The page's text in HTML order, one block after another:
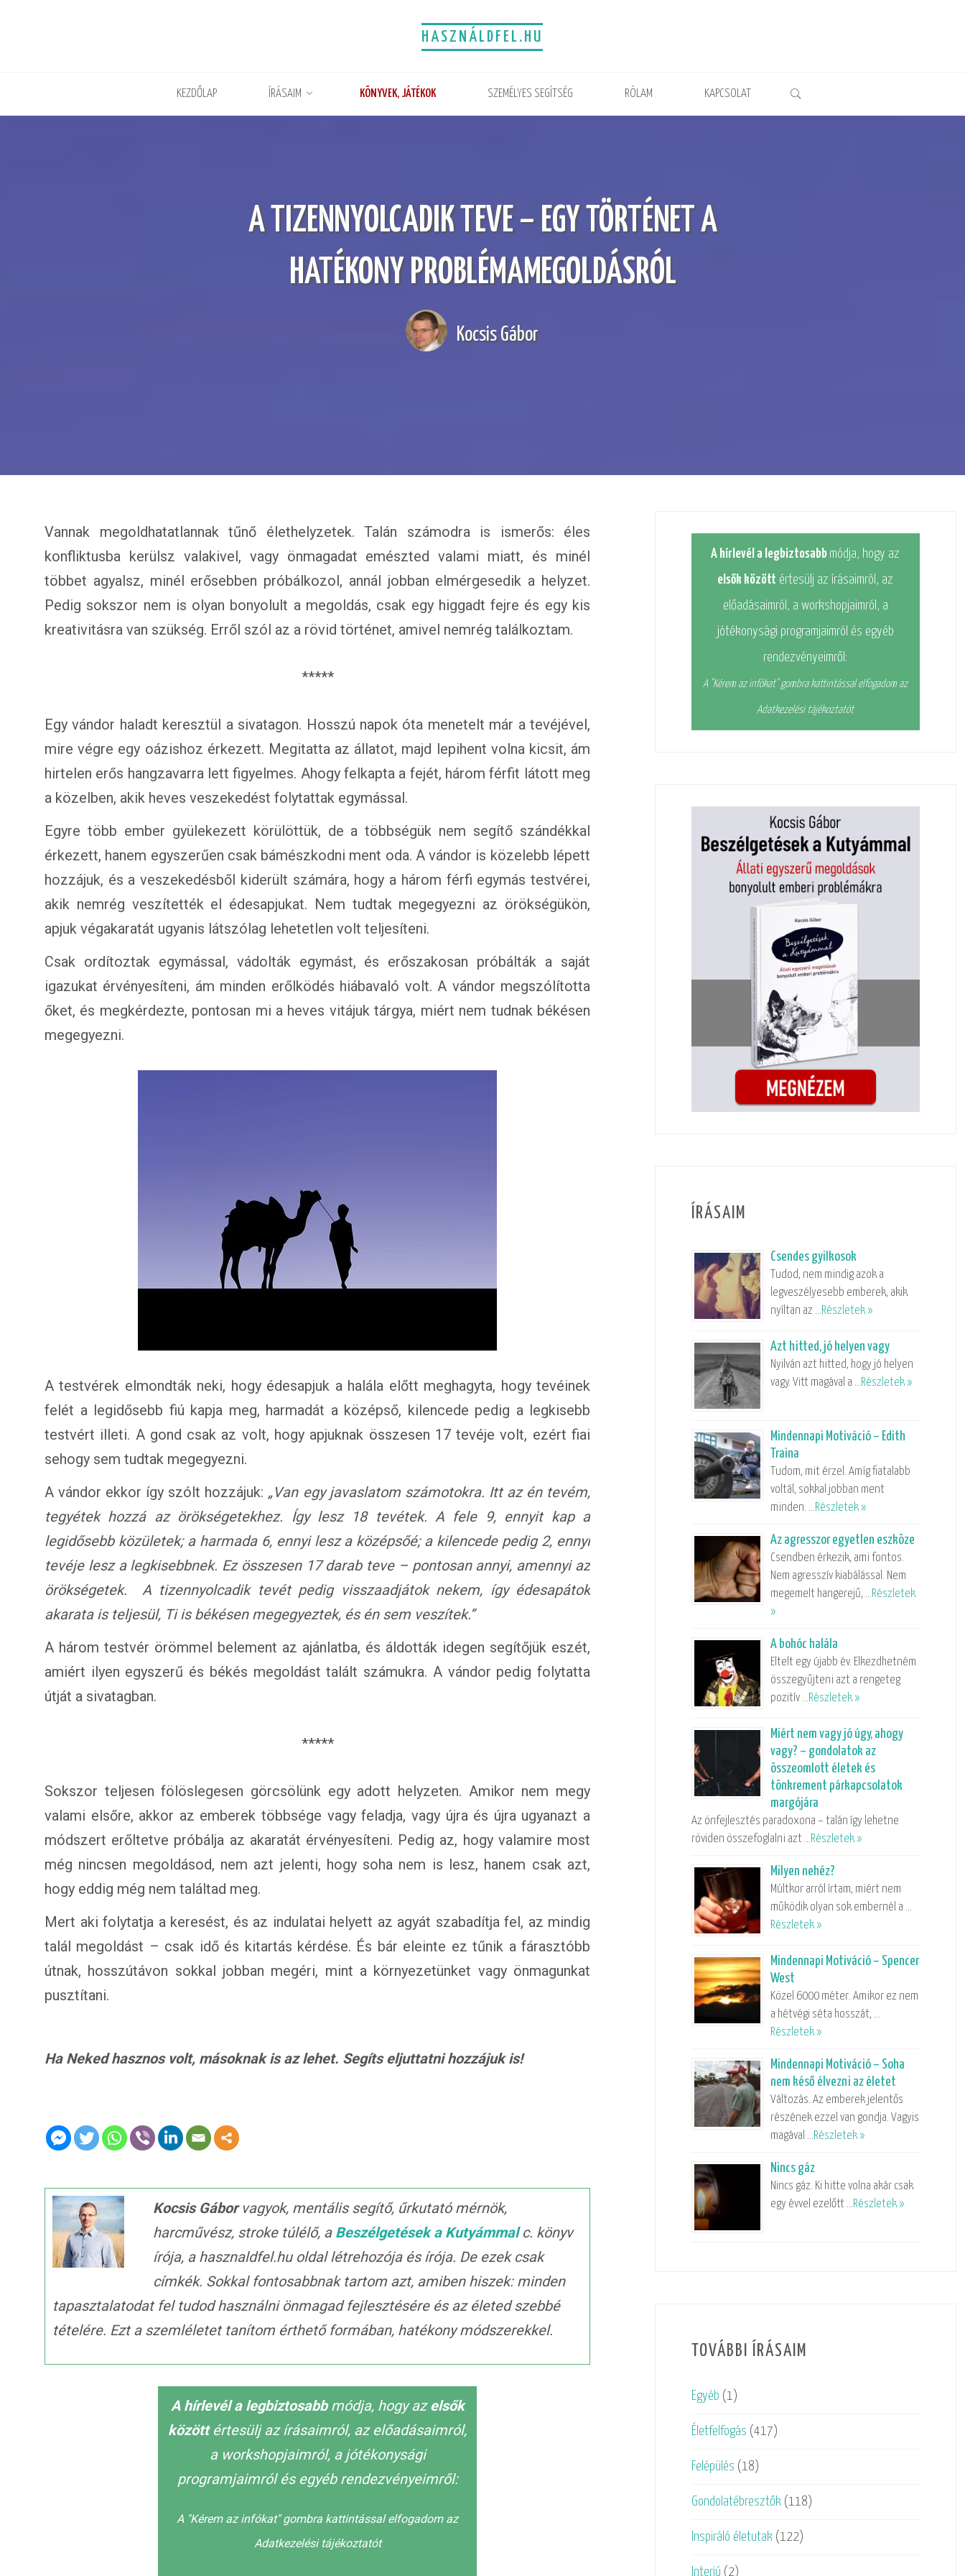
HASZNÁLDFEL.HU
KEZDŐLAP ÍRÁSAIM KÖNYVEK, JÁTÉKOK SZEMÉLYES SEGÍTSÉG RÓLAM KAPCSOLAT
A TIZENNYOLCADIK TEVE – EGY TÖRTÉNET A
HATÉKONY PROBLÉMAMEGOLDÁSRÓL
Kocsis Gábor
Vannak megoldhatatlannak tűnő élethelyzetek. Talán számodra is ismerős: éles
konfliktusba kerülsz valakivel, vagy önmagadat emészted valami miatt, és minél
többet agyalsz, minél erősebben próbálkozol, annál jobban elmérgesedik a helyzet.
Pedig sokszor nem is olyan bonyolult a megoldás, csak egy higgadt fejre és egy kis
kreativitásra van szükség. Erről szól az a rövid történet, amivel nemrég találkoztam.
*****
Egy vándor haladt keresztül a sivatagon. Hosszú napok óta menetelt már a tevéjével,
mire végre egy oázishoz érkezett. Megitatta az állatot, majd lepihent volna kicsit, ám
hirtelen erős hangzavarra lett figyelmes. Ahogy felkapta a fejét, három férfit látott meg
a közelben, akik heves veszekedést folytattak egymással.
Egyre több ember gyülekezett körülöttük, de a többségük nem segítő szándékkal
érkezett, hanem egyszerűen csak bámészkodni ment oda. A vándor is közelebb lépett
hozzájuk, és a veszekedésből kiderült számára, hogy a három férfi egymás testvérei,
akik nemrég veszítették el édesapjukat. Nem tudtak megegyezni az örökségükön,
apjuk végakaratát ugyanis látszólag lehetetlen volt teljesíteni.
Csak ordítoztak egymással, vádolták egymást, és erőszakosan próbálták a saját
igazukat érvényesíteni, ám minden erőlködés hiábavaló volt. A vándor megszólította
őket, és megkérdezte, pontosan mi a heves vitájuk tárgya, miért nem tudnak békésen
megegyezni.
A testvérek elmondták neki, hogy édesapjuk a halála előtt meghagyta, hogy tevéinek
felét a legidősebb fiú kapja meg, harmadát a középső, kilencede pedig a legkisebb
testvért illeti. A gond csak az volt, hogy apjuknak összesen 17 tevéje volt, ezért fiai
sehogy sem tudtak megegyezni.
A vándor ekkor így szólt hozzájuk: „Van egy javaslatom számotokra. Itt az én tevém,
tegyétek hozzá az örökségetekhez. Így lesz 18 tevétek. A fele 9, ennyit kap a
legidősebb közületek; a harmada 6, ennyi lesz a középsőé; a kilencede pedig 2, ennyi
tevéje lesz a legkisebbnek. Ez összesen 17 darab teve – pontosan annyi, amennyi az
örökségetek. A tizennyolcadik tevét pedig visszaadjátok nekem, így édesapátok
akarata is teljesül, Ti is békésen megegyeztek, és én sem veszítek.”
A három testvér örömmel belement az ajánlatba, és áldották idegen segítőjük eszét,
amiért ilyen egyszerű és békés megoldást talált számukra. A vándor pedig folytatta
útját a sivatagban.
*****
Sokszor teljesen fölöslegesen görcsölünk egy adott helyzeten. Amikor nem megy
valami elsőre, akkor az emberek többsége vagy feladja, vagy újra és újra ugyanazt a
módszert erőltetve próbálja az akaratát érvényesíteni. Pedig az, hogy valamire most
még nincsen megoldásod, nem azt jelenti, hogy soha nem is lesz, hanem csak azt,
hogy eddig még nem találtad meg.
Mert aki folytatja a keresést, és az indulatai helyett az agyát szabadítja fel, az mindig
talál megoldást – csak idő és kitartás kérdése. És bár eleinte ez tűnik a fárasztóbb
útnak, hosszútávon sokkal jobban megéri, mint a környezetünket vagy önmagunkat
pusztítani.
Ha Neked hasznos volt, másoknak is az lehet. Segíts eljuttatni hozzájuk is!
Kocsis Gáborvagyok, mentális segítő, űrkutató mérnök,
harcművész, stroke túlélő, a Beszélgetések a Kutyámmalc. könyv
írója, a hasznaldfel.hu oldal létrehozója és írója. De ezek csak
címkék. Sokkal fontosabbnak tartom azt, amiben hiszek: minden
tapasztalatodat fel tudod használni önmagad fejlesztésére és az életed szebbé
tételére. Ezt a szemléletet tanítom érthető formában, hatékony módszerekkel.
A hírlevél a legbiztosabbmódja, hogy azelsők
közöttértesülj az írásaimról, az előadásaimról,
a workshopjaimról, a jótékonysági
programjaimról és egyéb rendezvényeimről:
A "Kérem az infókat" gombra kattintással elfogadom az
Adatkezelési tájékoztatót
A hírlevél a legbiztosabb módja, hogy az
elsők között értesülj az írásaimról, az
előadásaimról, a workshopjaimról, a
jótékonysági programjaimról és egyéb
rendezvényeimről:
A "Kérem az infókat" gombra kattintással elfogadom az
Adatkezelési tájékoztatót
ÍRÁSAIM
Csendes gyilkosok
Tudod, nem mindig azok a
legveszélyesebb emberek, akik
nyíltan az …Részletek »
Azt hitted, jó helyen vagy
Nyilván azt hitted, hogy jó helyen
vagy. Vitt magával a …Részletek »
Mindennapi Motiváció – Edith
Traina
Tudom, mit érzel. Amíg fiatalabb
voltál, sokkal jobban ment
minden. …Részletek »
Az agresszor egyetlen eszköze
Csendben érkezik, ami fontos.
Nem agresszív kiabálással. Nem
megemelt hangerejű, …Részletek
»
A bohóc halála
Eltelt egy újabb év. Elkezdhetném
összegyűjteni azt a rengeteg
pozitív …Részletek »
Miért nem vagy jó úgy, ahogy
vagy? – gondolatok az
összeomlott életek és
tönkrement párkapcsolatok
margójára
Az önfejlesztés paradoxona – talán így lehetne
röviden összefoglalni azt …Részletek »
Milyen nehéz?
Múltkor arról írtam, miért nem
működik olyan sok embernél a …
Részletek »
Mindennapi Motiváció – Spencer
West
Közel 6000 méter. Amikor ez nem
a hétvégi séta hosszát, …
Részletek »
Mindennapi Motiváció – Soha
nem késő élvezni az életet
Változás. Az emberek jelentős
részének ezzel van gondja. Vagyis
magával …Részletek »
Nincs gáz
Nincs gáz. Ki hitte volna akár csak
egy évvel ezelőtt …Részletek »
TOVÁBBI ÍRÁSAIM
Egyéb (1)
Életfelfogás (417)
Felépülés (18)
Gondolatébresztők (118)
Inspiráló életutak (122)
Interjú (2)